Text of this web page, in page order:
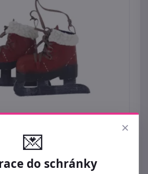
K3921 - 28 cm
×
💌
do schránky